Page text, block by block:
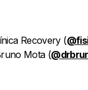
Recovery (
Mota (